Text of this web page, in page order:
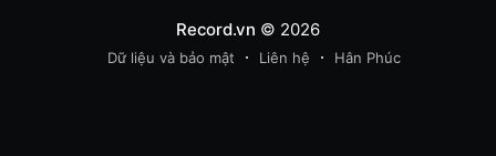
Record.vn © 2026
Dữ liệu và bảo mật Liên hệ Hân Phúc